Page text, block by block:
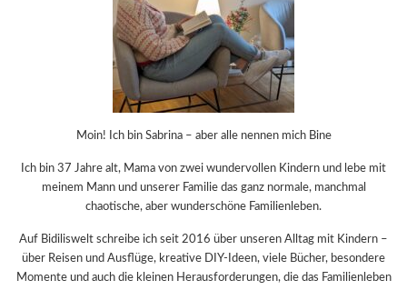
Moin! Ich bin Sabrina – aber alle nennen mich Bine
Ich bin 37 Jahre alt, Mama von zwei wundervollen Kindern und lebe mit
meinem Mann und unserer Familie das ganz normale, manchmal
chaotische, aber wunderschöne Familienleben.
Auf Bidiliswelt schreibe ich seit 2016 über unseren Alltag mit Kindern –
über Reisen und Ausflüge, kreative DIY-Ideen, viele Bücher, besondere
Momente und auch die kleinen Herausforderungen, die das Familienleben